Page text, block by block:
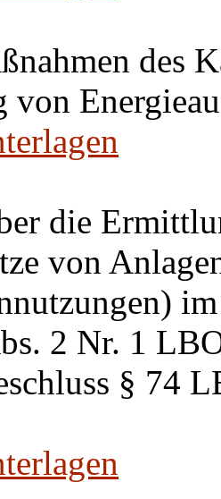
des
von
die
von
2 Nr. 1
§ 74